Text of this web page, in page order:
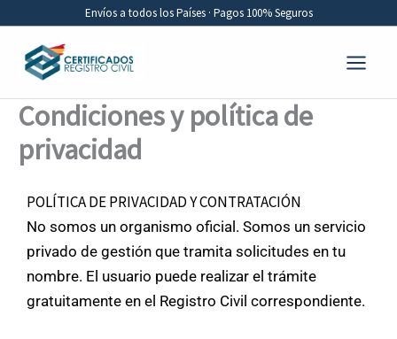
contenido
Envíos a todos los Países · Pagos 100% Seguros
Condiciones y política de
privacidad
POLÍTICA DE PRIVACIDAD Y CONTRATACIÓN
No somos un organismo oficial. Somos un servicio
privado de gestión que tramita solicitudes en tu
nombre. El usuario puede realizar el trámite
gratuitamente en el Registro Civil correspondiente.